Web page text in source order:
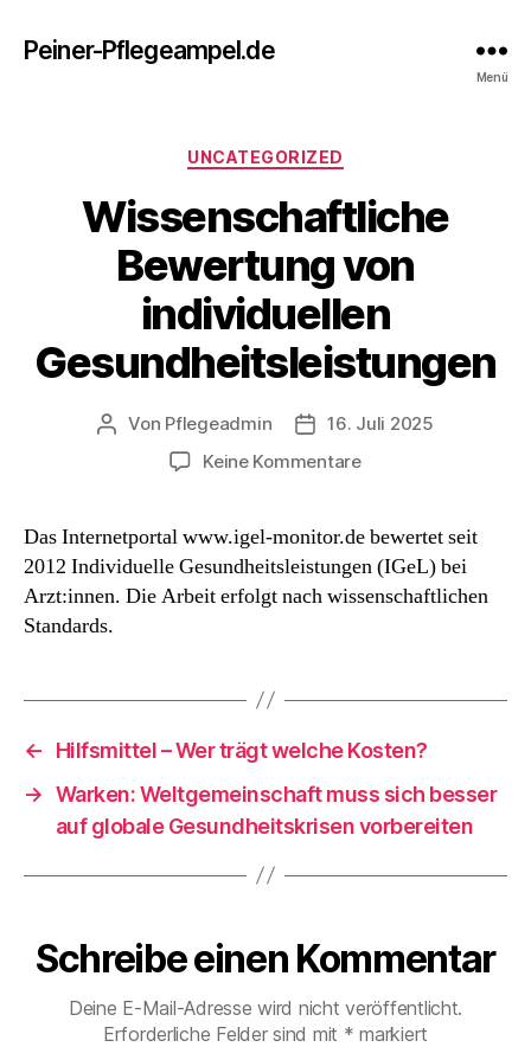
Peiner-Pflegeampel.de
Menü
Kategorien
UNCATEGORIZED
Wissenschaftliche
Bewertung von
individuellen
Gesundheitsleistungen
Beitragsautor
Von Pflegeadmin Beitragsdatum
16. Juli 2025
Keine Kommentarezu
von
individuellen
Das Internetportal www.igel-monitor.de bewertet seit
2012 Individuelle Gesundheitsleistungen (IGeL) bei
Arzt:innen. Die Arbeit erfolgt nach wissenschaftlichen
Standards.
←
Hilfsmittel – Wer trägt welche Kosten?
→ Warken: Weltgemeinschaft muss sich besser
auf globale Gesundheitskrisen vorbereiten
Schreibe einen Kommentar
Deine E-Mail-Adresse wird nicht veröffentlicht.
Erforderliche Felder sind mit * markiert